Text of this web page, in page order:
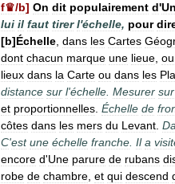
f♛/b] On dit populairement d'Un
lui il faut tirer l'échelle, pour
[b]Échelle dans les Cartes
dont chacun marque une lieue ou
lieux dans la Carte ou dans les
distance sur l'échelle Mesurer sur
et proportionnelles Échelle de
côtes dans les mers du Levant
C'est une échelle franche Il a
encore d'Une parure de rubans
robe de chambre et qui descend